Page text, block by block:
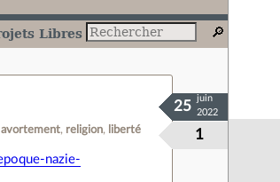
Libres
avortement religion liberté 1
25
juin
2022
nazie-